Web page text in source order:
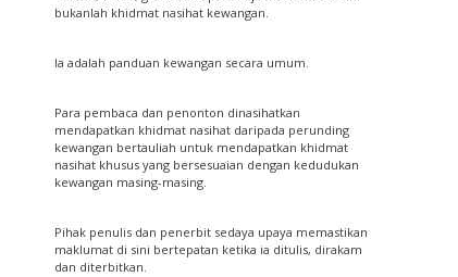
bukanlah khidmat nasihat kewangan.
Ia adalah panduan kewangan secara umum.
Para pembaca dan penonton dinasihatkan
mendapatkan khidmat nasihat daripada perunding
kewangan bertauliah untuk mendapatkan khidmat
nasihat khusus yang bersesuaian dengan kedudukan
kewangan masing-masing.
Pihak penulis dan penerbit sedaya upaya memastikan
maklumat di sini bertepatan ketika ia ditulis, dirakam
dan diterbitkan.